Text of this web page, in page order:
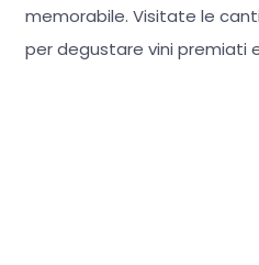
memorabile. Visitate le
per degustare vini premiati